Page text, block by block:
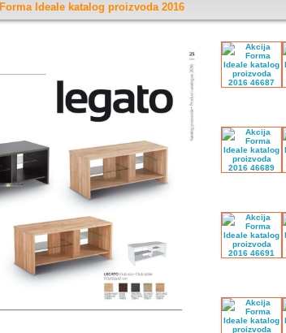
Forma Ideale katalog proizvoda 2016